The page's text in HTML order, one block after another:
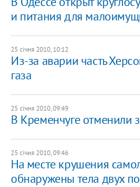
и питания для
25 січня 2010, 10:12
Из-за аварии часть
газа
25 січня 2010, 09:49
В Кременчуге отменили
25 січня 2010, 09:46
На месте крушения
обнаружены тела двух